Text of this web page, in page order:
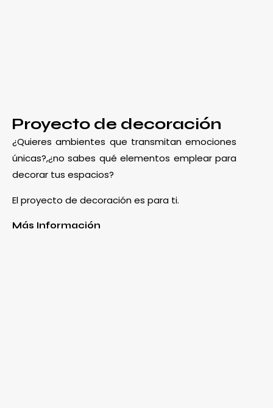
Proyecto de decoración
¿Quieres ambientes que transmitan emociones
únicas?,¿no sabes qué elementos emplear para
decorar tus espacios?
El proyecto de decoración es para ti.
Más Información